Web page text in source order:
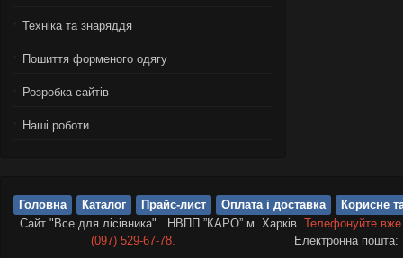
Техніка та знаряддя
Пошиття форменого одягу
Розробка сайтів
Нашi роботи
Головна Каталог Прайс-лист Оплата і доставка
Корисне
Сайт "Все для лісівника". НВПП ”КАРО” м. Харків Телефонуйте
(097) 529-67-78.
Електронна